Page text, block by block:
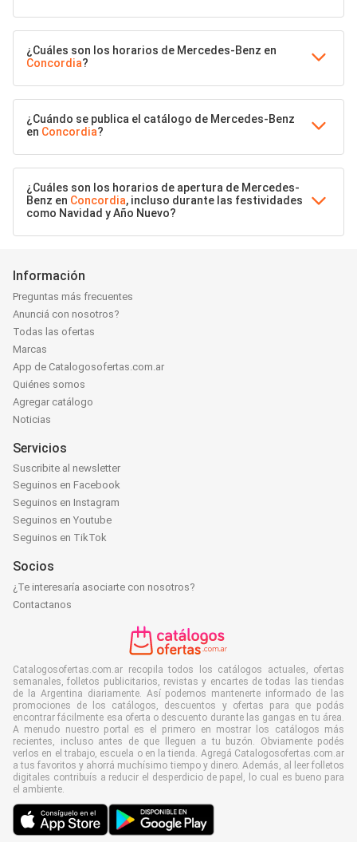
¿Cuáles son los horarios de Mercedes-Benz en
Concordia?
¿Cuándo se publica el catálogo de Mercedes-Benz
en Concordia?
¿Cuáles son los horarios de apertura de Mercedes-
Benz en Concordia, incluso durante las festividades
como Navidad y Año Nuevo?
Información
Preguntas más frecuentes
Anunciá con nosotros?
Todas las ofertas
Marcas
App de Catalogosofertas.com.ar
Quiénes somos
Agregar catálogo
Noticias
Servicios
Suscribite al newsletter
Seguinos en Facebook
Seguinos en Instagram
Seguinos en Youtube
Seguinos en TikTok
Socios
¿Te interesaría asociarte con nosotros?
Contactanos
Catalogosofertas.com.ar recopila todos los catálogos actuales, ofertas
semanales, folletos publicitarios, revistas y encartes de todas las tiendas
de la Argentina diariamente. Así podemos mantenerte informado de las
promociones de los catálogos, descuentos y ofertas para que podás
encontrar fácilmente esa oferta o descuento durante las gangas en tu área.
A menudo nuestro portal es el primero en mostrar los catálogos más
recientes, incluso antes de que lleguen a tu buzón. Obviamente podés
verlos en el trabajo, escuela o en la tienda. Agregá Catalogosofertas.com.ar
a tus favoritos y ahorrá muchísimo tiempo y dinero. Además, al leer folletos
digitales contribuís a reducir el desperdicio de papel, lo cual es bueno para
el ambiente.